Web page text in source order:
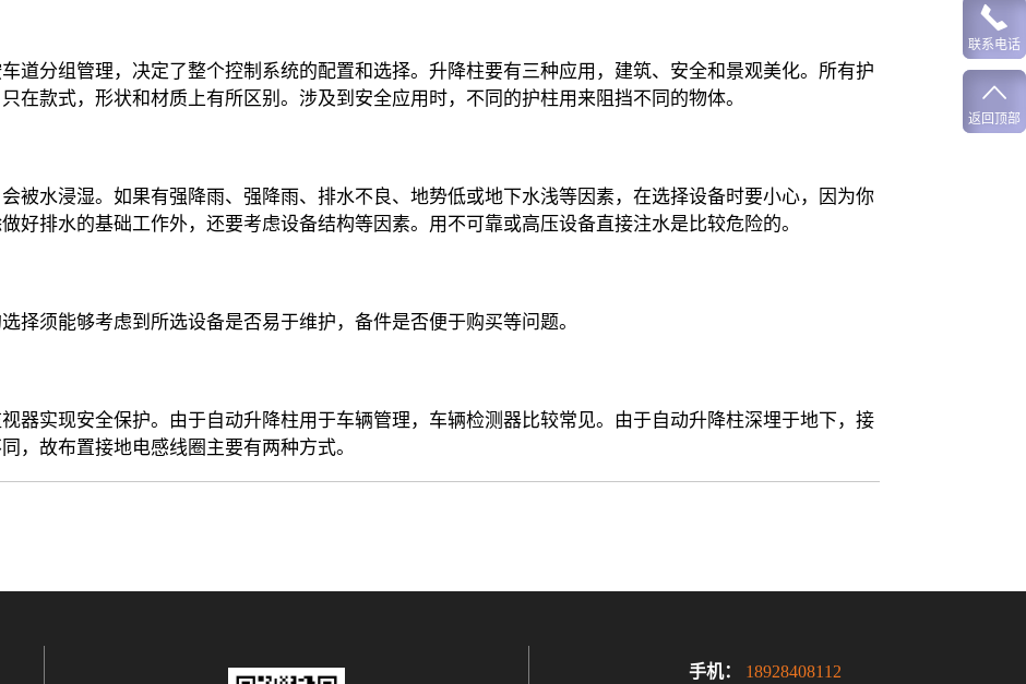
道分组管理，决定了整个控制系统的配置和选择。升降柱要有三种应用，建筑、安全和景观美化。所有护
在款式，形状和材质上有所区别。涉及到安全应用时，不同的护柱用来阻挡不同的物体。
被水浸湿。如果有强降雨、强降雨、排水不良、地势低或地下水浅等因素，在选择设备时要小心，因为你
好排水的基础工作外，还要考虑设备结构等因素。用不可靠或高压设备直接注水是比较危险的。
择须能够考虑到所选设备是否易于维护，备件是否便于购买等问题。
器实现安全保护。由于自动升降柱用于车辆管理，车辆检测器比较常见。由于自动升降柱深埋于地下，接
，故布置接地电感线圈主要有两种方式。
联系电话
返回顶部
手机： 18928408112